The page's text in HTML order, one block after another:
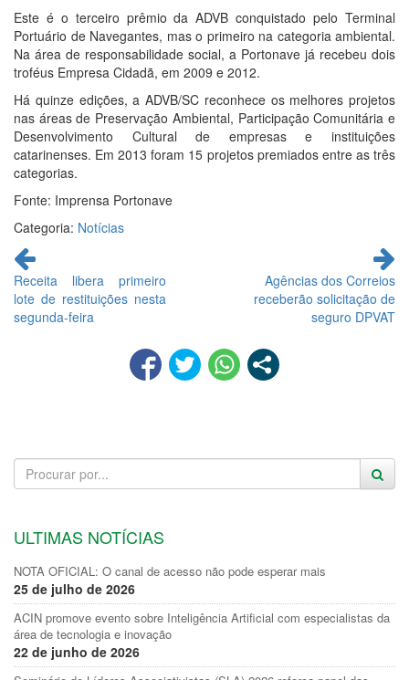
Este é o terceiro prêmio da ADVB conquistado pelo Terminal
Portuário de Navegantes, mas o primeiro na categoria ambiental.
Na área de responsabilidade social, a Portonave já recebeu dois
troféus Empresa Cidadã, em 2009 e 2012.
Há quinze edições, a ADVB/SC reconhece os melhores projetos
nas áreas de Preservação Ambiental, Participação Comunitária e
Desenvolvimento Cultural de empresas e instituições
catarinenses. Em 2013 foram 15 projetos premiados entre as três
categorias.
Fonte: Imprensa Portonave
Categoria: Notícias
Continue
lendo
Receita libera primeiro
lote de restituições nesta
segunda-feira
Agências dos Correios
receberão solicitação de
seguro DPVAT
ULTIMAS NOTÍCIAS
NOTA OFICIAL: O canal de acesso não pode esperar mais
25 de julho de 2026
ACIN promove evento sobre Inteligência Artificial com especialistas da
área de tecnologia e inovação
22 de junho de 2026